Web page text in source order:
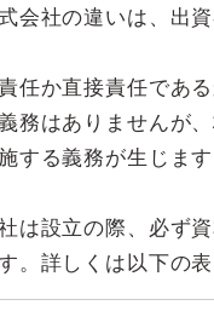
会社の違いは、出
任か直接責任であ
務はありませんが
する義務が生じます
は設立の際、必ず
。詳しくは以下の表